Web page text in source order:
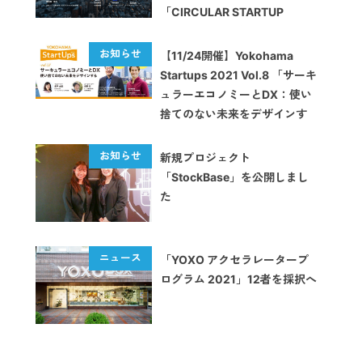
「CIRCULAR STARTUP
【11/24開催】Yokohama
Startups 2021 Vol.8 「サーキ
ュラーエコノミーとDX：使い
捨てのない未来をデザインす
新規プロジェクト
「StockBase」を公開しまし
た
「YOXO アクセラレータープ
ログラム 2021」12者を採択へ